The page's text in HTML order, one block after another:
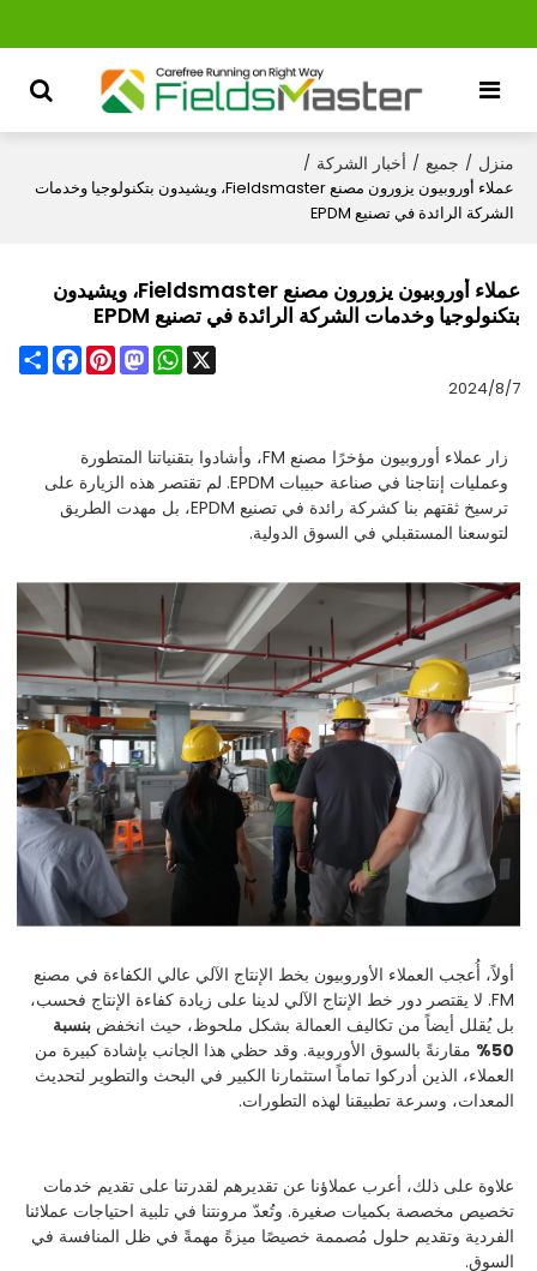
منزل / جميع / أخبار الشركة /
عملاء أوروبيون يزورون مصنع Fieldsmaster، ويشيدون بتكنولوجيا وخدمات
الشركة الرائدة في تصنيع EPDM
عملاء أوروبيون يزورون مصنع Fieldsmaster، ويشيدون
بتكنولوجيا وخدمات الشركة الرائدة في تصنيع EPDM
Share
FacebookPinterest
Mastodon
WhatsApp
X
2024/8/7
زار عملاء أوروبيون مؤخرًا مصنع FM، وأشادوا بتقنياتنا المتطورة
وعمليات إنتاجنا في صناعة حبيبات EPDM. لم تقتصر هذه الزيارة على
ترسيخ ثقتهم بنا كشركة رائدة في تصنيع EPDM، بل مهدت الطريق
لتوسعنا المستقبلي في السوق الدولية.
أولاً، أُعجب العملاء الأوروبيون بخط الإنتاج الآلي عالي الكفاءة في مصنع
FM. لا يقتصر دور خط الإنتاج الآلي لدينا على زيادة كفاءة الإنتاج فحسب،
بل يُقلل أيضاً من تكاليف العمالة بشكل ملحوظ، حيث انخفضبنسبة
50%
مقارنةً بالسوق الأوروبية. وقد حظي هذا الجانب بإشادة كبيرة من
العملاء، الذين أدركوا تماماً استثمارنا الكبير في البحث والتطوير لتحديث
المعدات، وسرعة تطبيقنا لهذه التطورات.
علاوة على ذلك، أعرب عملاؤنا عن تقديرهم لقدرتنا على تقديم خدمات
تخصيص مخصصة بكميات صغيرة. وتُعدّ مرونتنا في تلبية احتياجات عملائنا
الفردية وتقديم حلول مُصممة خصيصًا ميزةً مهمةً في ظل المنافسة في
السوق.